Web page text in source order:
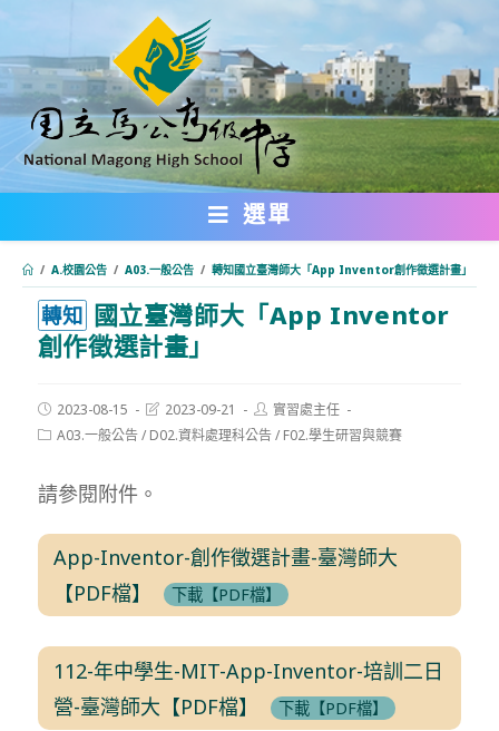
轉
主
要
內
選單
/ A.校園公告 / A03.一般公告 / 轉知國立臺灣師大「App Inventor創作徵選計畫」
轉知 國立臺灣師大「App Inventor
創作徵選計畫」
Post
published:
2023-08-15
Post
modified:
2023-09-21
Post
author:
實習處主任
PostA03.一般公告/ D02.資料處理科公告/ F02.學生研習與競賽
請參閱附件。
App-Inventor-創作徵選計畫-臺灣師大
【PDF檔】
下載【PDF檔】
112-年中學生-MIT-App-Inventor-培訓二日
營-臺灣師大【PDF檔】
下載【PDF檔】